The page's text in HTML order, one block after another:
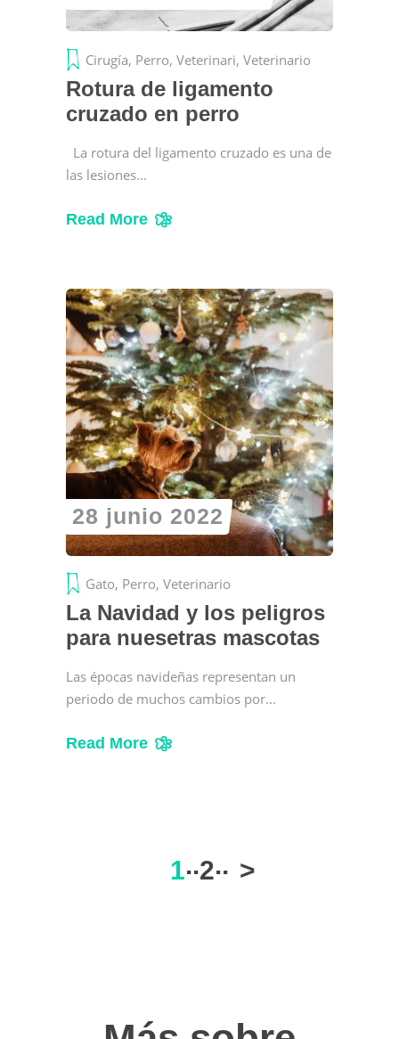
Cirugía, Perro, Veterinari, Veterinario
Rotura de ligamento
cruzado en perro
La rotura del ligamento cruzado es una de
las lesiones
Read More
28 junio 2022
Gato, Perro, Veterinario
La Navidad y los peligros
para nuesetras mascotas
Las épocas navideñas representan un
periodo de muchos cambios por
Read More
1 2 >